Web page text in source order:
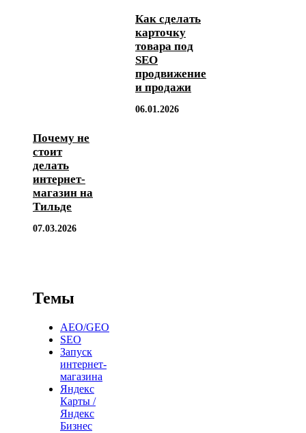
Как сделать
карточку
товара под
SEO
продвижение
и продажи
06.01.2026
Почему не
стоит
делать
интернет-
магазин на
Тильде
07.03.2026
Темы
AEO/GEO
SEO
Запуск
интернет-
магазина
Яндекс
Карты /
Яндекс
Бизнес